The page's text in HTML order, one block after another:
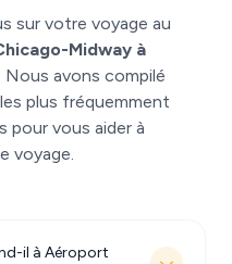
sur votre voyage au
Midway à
Nous avons compilé
plus fréquemment
pour vous aider à
voyage.
il à Aéroport